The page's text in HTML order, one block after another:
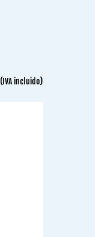
El
(IVA incluido)